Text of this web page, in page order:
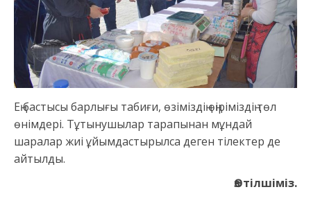
Ең бастысы барлығы табиғи, өзіміздің өңіріміздің төл
өнімдері. Тұтынушылар тарапынан мұндай
шаралар жиі ұйымдастырылса деген тілектер де
айтылды.
Өз тілшіміз.